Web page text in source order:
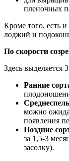
пленочных
Кроме того, есть
лоджий и
По скорости
Здесь выделяется
Ранние
можно
появления
Поздние
за 1,5-3
засолку).